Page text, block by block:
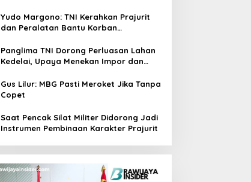
Yudo Margono: TNI Kerahkan Prajurit
dan Peralatan Bantu Korban
Panglima TNI Dorong Perluasan Lahan
Kedelai, Upaya Menekan Impor dan
Gus Lilur: MBG Pasti Meroket Jika Tanpa
Copet
Saat Pencak Silat Militer Didorong Jadi
Instrumen Pembinaan Karakter Prajurit